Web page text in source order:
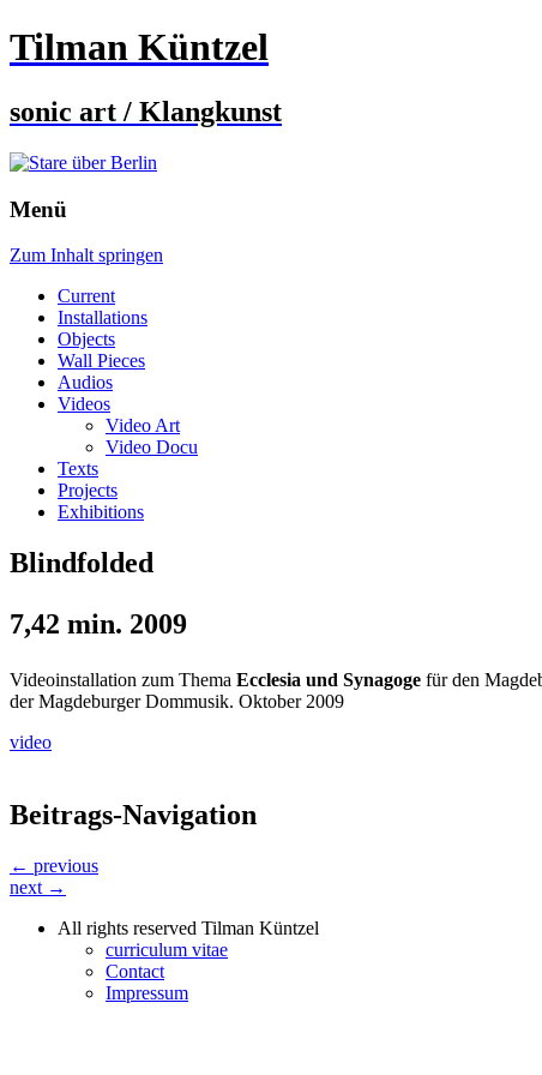
Tilman Küntzel
sonic art / Klangkunst
Menü
Zum Inhalt springen
Current
Installations
Objects
Wall Pieces
Audios
Videos
Video Art
Video Docu
Texts
Projects
Exhibitions
Blindfolded
7,42 min. 2009
Videoinstallation zum Thema Ecclesia und Synagoge für den
der Magdeburger Dommusik. Oktober 2009
video
Beitrags-Navigation
← previous
next →
All rights reserved Tilman Küntzel
curriculum vitae
Contact
Impressum